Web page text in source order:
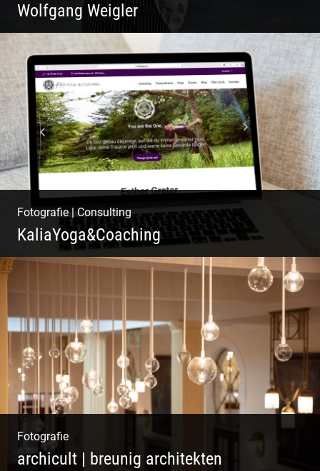
Wolfgang Weigler
W.U.F.O. Food Orbiter | Event Gastronomie |
Catering Service | Essen & Trinken
Fotografie|Consulting
KaliaYoga&Coaching
Pint- & Webdesign, Fotografie & Corporate-
Fotografie
archicult | breunig architekten